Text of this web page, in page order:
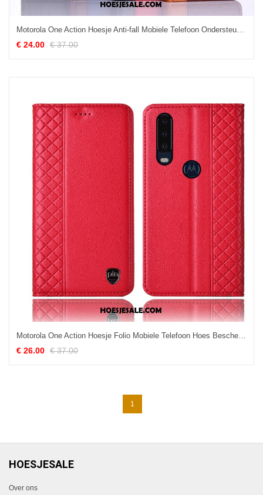
Motorola One Action Hoesje Anti-fall Mobiele Telefoon Ondersteuning Leren Etui Portemonnee Goedkoop
€ 24.00 € 37.00
Motorola One Action Hoesje Folio Mobiele Telefoon Hoes Bescherming Leren Etui Kopen
€ 26.00 € 37.00
1
HOESJESALE
Over ons